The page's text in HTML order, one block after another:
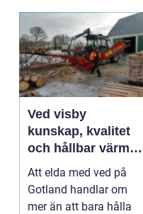
Ved visby
kunskap, kvalitet
och hållbar värme
på gotland
Att elda med ved på
Gotland handlar om
mer än att bara hålla